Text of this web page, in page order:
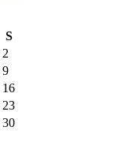
S
2
9
16
23
30